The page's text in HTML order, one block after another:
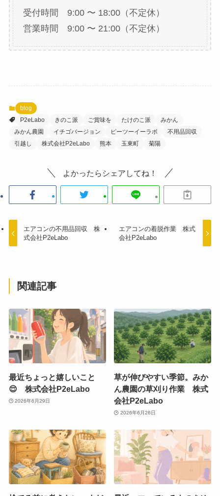
受付時間 9:00 〜 18:00（不定休）
営業時間 9:00 〜 21:00（不定休）
blog
P2eLabo
きのこ派 ご賞味を たけのこ派
みかん
みかん農園
イチゴバージョン ピーツーイーラボ
不用品回収
引越し
株式会社P2eLabo 熊本 玉東町 菊陽
よかったらシェアしてね！
エアコンの不用品回収 株
式会社P2eLabo
エアコンの着脱作業 株式
会社P2eLabo
関連記事
最近ちょっと嬉しいこと
😌 株式会社P2eLabo
2026年6月29日
草が伸びやすい季節。みか
ん農園の草刈り作業 株式
会社P2eLabo
2026年6月26日